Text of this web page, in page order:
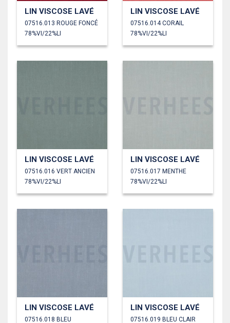
LIN VISCOSE LAVÉ
07516.013 ROUGE FONCÉ
78%VI/22%LI
LIN VISCOSE LAVÉ
07516.014 CORAIL
78%VI/22%LI
LIN VISCOSE LAVÉ
07516.016 VERT ANCIEN
78%VI/22%LI
LIN VISCOSE LAVÉ
07516.017 MENTHE
78%VI/22%LI
LIN VISCOSE LAVÉ
07516.018 BLEU
LIN VISCOSE LAVÉ
07516.019 BLEU CLAIR